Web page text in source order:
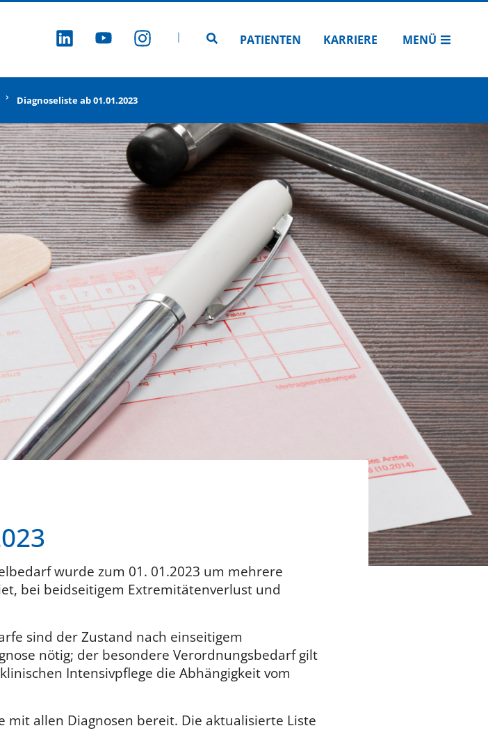
ZU LINKEDIN
ZU YOUTUBE
ZU INSTAGRAM
Zur Seitensuche
PATIENTEN KARRIERE MENÜ
Diagnoseliste ab 01.01.2023
wurde zum 01. 01.2023 um mehrere
bei beidseitigem Extremitätenverlust und
sind der Zustand nach einseitigem
nötig; der besondere Verordnungsbedarf gilt
Intensivpflege die Abhängigkeit vom
mit allen Diagnosen bereit. Die aktualisierte Liste